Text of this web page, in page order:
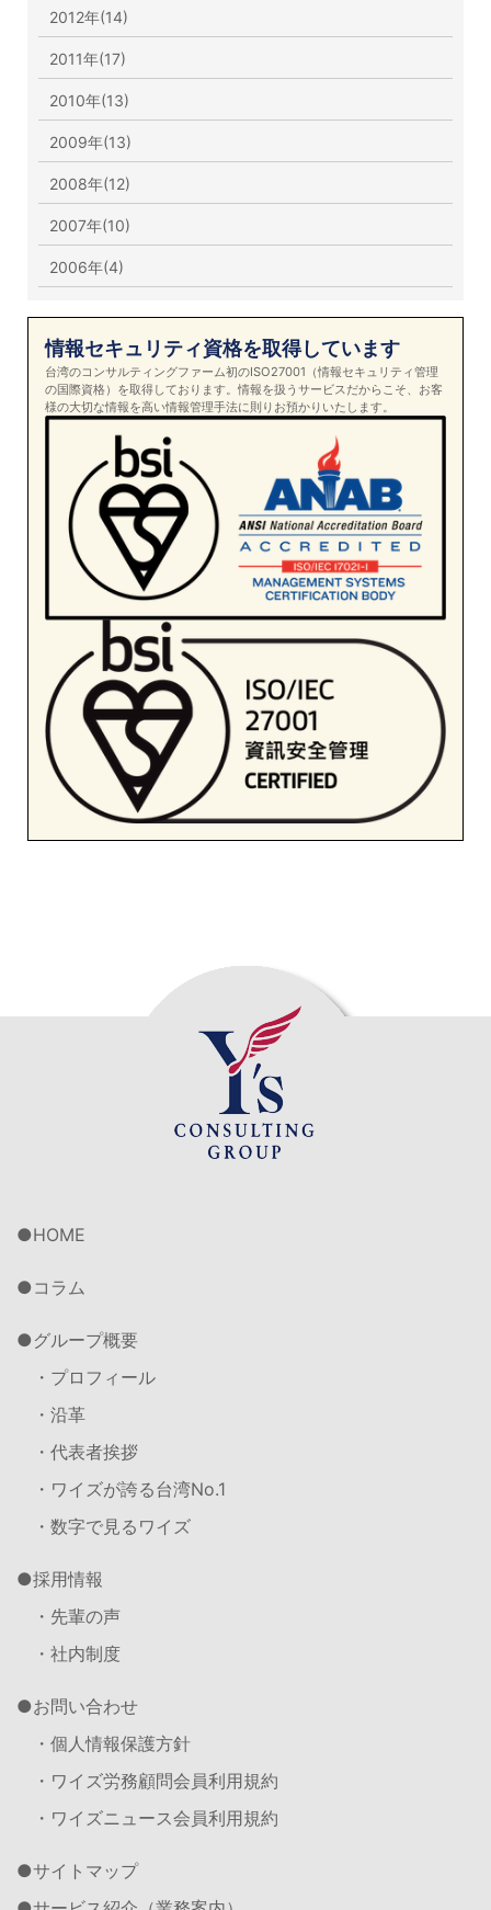
2012年(14)
2011年(17)
2010年(13)
2009年(13)
2008年(12)
2007年(10)
2006年(4)
情報セキュリティ資格を取得しています
台湾のコンサルティングファーム初のISO27001（情報セキュリティ管理
の国際資格）を取得しております。情報を扱うサービスだからこそ、お客
様の大切な情報を高い情報管理手法に則りお預かりいたします。
HOME
コラム
グループ概要
・プロフィール
・沿革
・代表者挨拶
・ワイズが誇る台湾No.1
・数字で見るワイズ
採用情報
・先輩の声
・社内制度
お問い合わせ
・個人情報保護方針
・ワイズ労務顧問会員利用規約
・ワイズニュース会員利用規約
サイトマップ